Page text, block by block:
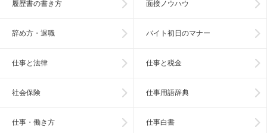
履歴書の書き方 面接ノウハウ
辞め方・退職 バイト初日のマナー
仕事と法律 仕事と税金
社会保険 仕事用語辞典
仕事・働き方 仕事白書